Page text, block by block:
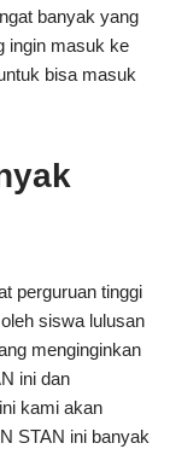
banyak yang
ingin masuk ke
bisa masuk
perguruan tinggi
siswa lulusan
menginginkan
ini dan
kami akan
STAN ini banyak